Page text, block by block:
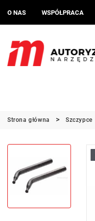
O NAS WSPÓŁPRACA
Strona główna Szczypce